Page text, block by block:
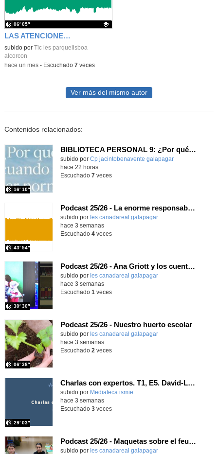
LAS ATENCIONES EDUCATIVAS
Contenido educativo.
subido por Tic ies parquelisboa
alcorcon
06′ 05″
-hace un mes- Escuchado 7 veces
Ver más del mismo autor
Contenidos relacionados:
BIBLIOTECA PERSONAL 9: ¿Por qué ser feliz cuando puedes ser normal?
Contenido educativo.
subido por Cp jacintobenavente galapagar
16′ 10″
-
hace 22 horas
Escuchado 7veces
Podcast 25/26 - La enorme responsabilidad de ser juez
subido por Ies canadareal galapagar
43′ 54″
-
hace 3 semanas
Escuchado 4veces
Podcast 25/26 - Ana Griott y los cuentos de las voces olvidadas
subido por Ies canadareal galapagar
30′ 30″
-
hace 3 semanas
Escuchado 1 veces
Podcast 25/26 - Nuestro huerto escolar
subido por Ies canadareal galapagar
06′ 38″
-
hace 3 semanas
Escuchado 2 veces
Charlas con expertos. T1, E5. David-Li Ilundáin Reviriego
subido por Mediateca ismie
29′ 03″
hace 3 semanas
Escuchado 3veces
Podcast 25/26 - Maquetas sobre el feudalismo
subido por Ies canadareal galapagar-